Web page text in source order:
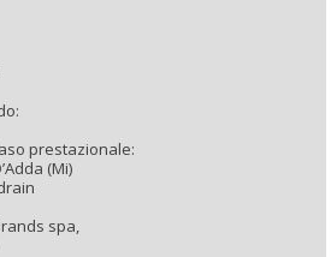
prestazionale:
(Mi)
spa,